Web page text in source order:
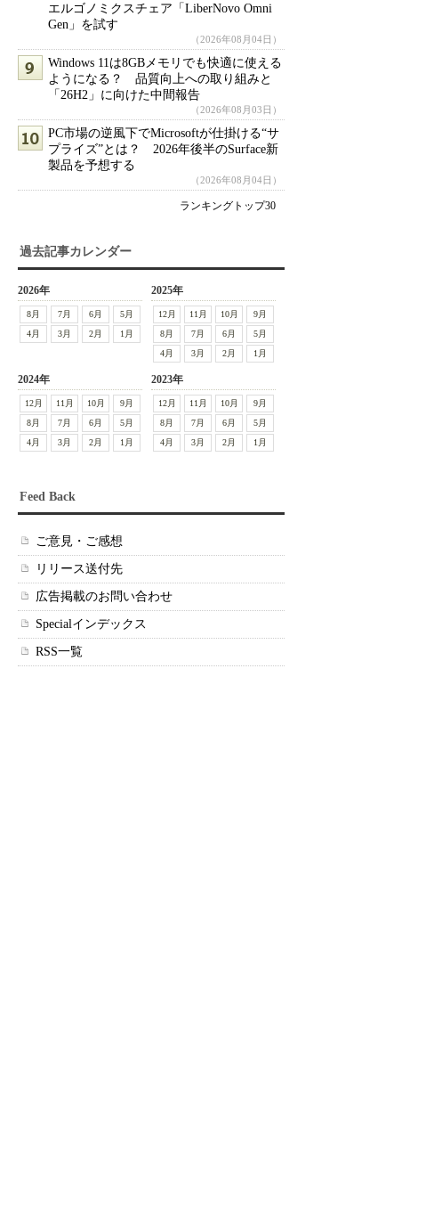
エルゴノミクスチェア「LiberNovo Omni
Gen」を試す
（2026年08月04日）
Windows 11は8GBメモリでも快適に使える
ようになる？ 品質向上への取り組みと
「26H2」に向けた中間報告
（2026年08月03日）
PC市場の逆風下でMicrosoftが仕掛ける“サ
プライズ”とは？ 2026年後半のSurface新
製品を予想する
（2026年08月04日）
ランキングトップ30
過去記事カレンダー
2026年
8月 7月 6月
5月
4月
3月 2月 1月
2025年
12月 11月 10月
9月
8月
7月 6月
5月
4月
3月 2月 1月
2024年
12月 11月 10月
9月
8月
7月 6月
5月
4月
3月 2月 1月
2023年
12月 11月 10月
9月
8月
7月 6月
5月
4月
3月 2月 1月
Feed Back
ご意見・ご感想
リリース送付先
広告掲載のお問い合わせ
Specialインデックス
RSS一覧